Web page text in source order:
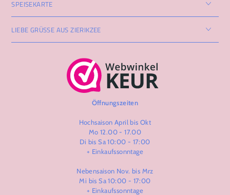
SPEISEKARTE
LIEBE GRÜSSE AUS ZIERIKZEE
Öffnungszeiten
Hochsaison April bis Okt
Mo 12.00 - 17.00
Di bis Sa 10:00 - 17:00
+ Einkaufssonntage
Nebensaison Nov. bis Mrz
Mi bis Sa 10:00 - 17:00
+ Einkaufssonntage